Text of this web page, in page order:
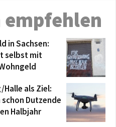
empfehlen
in Sachsen:
selbst mit
als Ziel:
Dutzende
Halbjahr